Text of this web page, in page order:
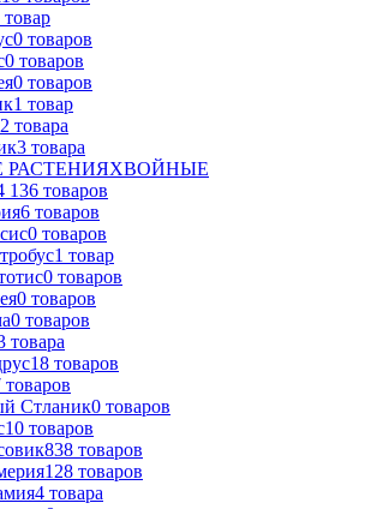
товар
0 товаров
0 товаров
0 товаров
1 товар
2 товара
3 товара
ХВОЙНЫЕ
136 товаров
6 товаров
0 товаров
1 товар
0 товаров
0 товаров
0 товаров
товара
18 товаров
товаров
Стланик0 товаров
10 товаров
838 товаров
128 товаров
4 товара